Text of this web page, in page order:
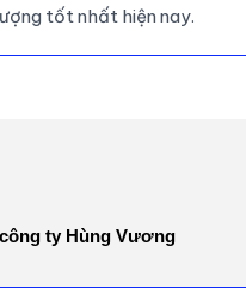
tốt nhất hiện nay.
ty Hùng Vương